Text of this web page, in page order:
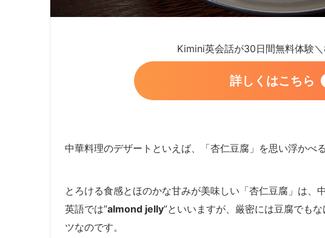
Kimini英会話が30日間無料体験
詳しくはこちら
中華料理のデザートといえば、「杏仁豆腐」を思い浮かべ
とろける食感とほのかな甘みが美味しい「杏仁豆腐」は、
英語では”almond jelly”といいますが、厳密には豆腐でも
ツなのです。